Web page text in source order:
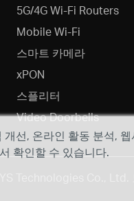
5G/4G Wi-Fi Routers
Mobile Wi-Fi
스마트 카메라
xPON
스플리터
Video Doorbells
선, 온라인 활동 분석,
확인할 수 있습니다.